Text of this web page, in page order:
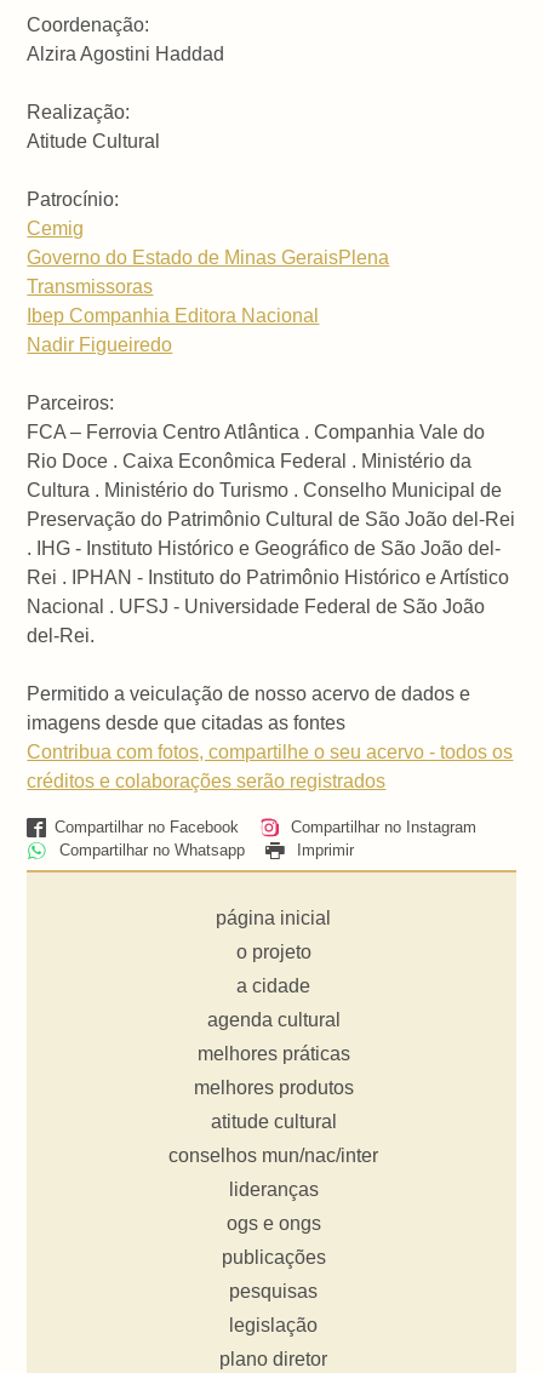
Coordenação:
Alzira Agostini Haddad
Realização:
Atitude Cultural
Patrocínio:
Cemig
Governo do Estado de Minas GeraisPlena
Transmissoras
Ibep Companhia Editora Nacional
Nadir Figueiredo
Parceiros:
FCA – Ferrovia Centro Atlântica . Companhia Vale do
Rio Doce . Caixa Econômica Federal . Ministério da
Cultura . Ministério do Turismo . Conselho Municipal de
Preservação do Patrimônio Cultural de São João del-Rei
. IHG - Instituto Histórico e Geográfico de São João del-
Rei . IPHAN - Instituto do Patrimônio Histórico e Artístico
Nacional . UFSJ - Universidade Federal de São João
del-Rei.
Permitido a veiculação de nosso acervo de dados e
imagens desde que citadas as fontes
Contribua com fotos, compartilhe o seu acervo - todos os
créditos e colaborações serão registrados
Compartilhar no Facebook
Compartilhar no Instagram
Compartilhar no Whatsapp
Imprimir
página inicial
o projeto
a cidade
agenda cultural
melhores práticas
melhores produtos
atitude cultural
conselhos mun/nac/inter
lideranças
ogs e ongs
publicações
pesquisas
legislação
plano diretor